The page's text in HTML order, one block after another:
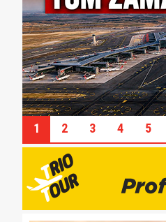
1 2 3 4 5